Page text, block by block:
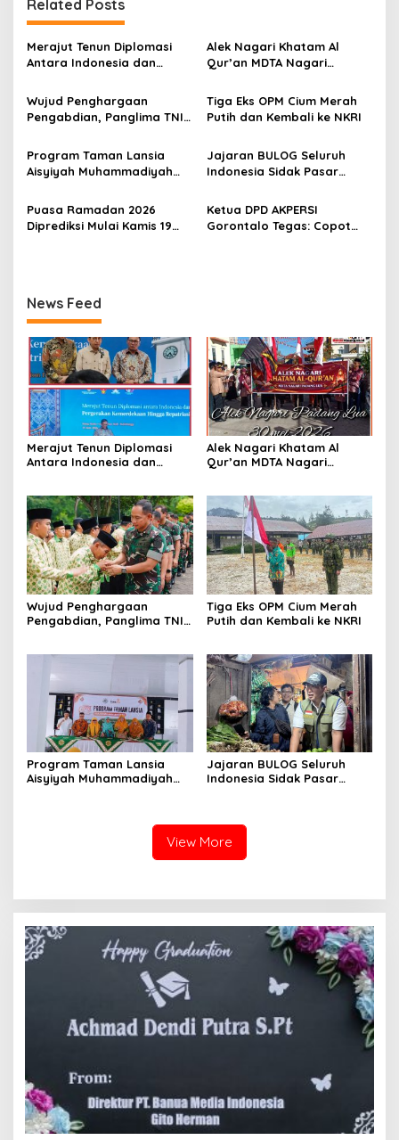
a
s
i
o
Related Posts
Merajut Tenun Diplomasi
Antara Indonesia dan
Alek Nagari Khatam Al
Qur’an MDTA Nagari
Wujud Penghargaan
Pengabdian, Panglima TNI
Ratusan Prajurit dan ASN
TNI
Tiga Eks OPM Cium Merah
Putih dan Kembali ke NKRI
Program Taman Lansia
Aisyiyah Muhammadiyah
Pesantren Lansia
Jajaran BULOG Seluruh
Indonesia Sidak Pasar
Harga Beras dan Minyakita
Stabil Selama Ramadhan
dan Lebaran 2026
Puasa Ramadan 2026
Diprediksi Mulai Kamis 19
Ketua DPD AKPERSI
Gorontalo Tegas: Copot
News Feed
Merajut Tenun Diplomasi
Antara Indonesia dan
Alek Nagari Khatam Al
Qur’an MDTA Nagari
Wujud Penghargaan
Pengabdian, Panglima TNI
Tiga Eks OPM Cium Merah
Putih dan Kembali ke NKRI
Program Taman Lansia
Aisyiyah Muhammadiyah
Jajaran BULOG Seluruh
Indonesia Sidak Pasar
Stabil Selama Ramadhan
dan Lebaran 2026
View More